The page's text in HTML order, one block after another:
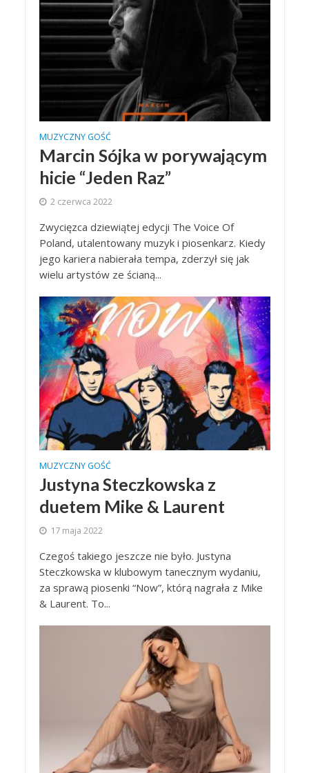
MUZYCZNY GOŚĆ
Marcin Sójka w porywającym
hicie “Jeden Raz”
2 czerwca 2022
Zwycięzca dziewiątej edycji The Voice Of
Poland, utalentowany muzyk i piosenkarz. Kiedy
jego kariera nabierała tempa, zderzył się jak
wielu artystów ze ścianą...
MUZYCZNY GOŚĆ
Justyna Steczkowska z
duetem Mike & Laurent
17 maja 2022
Czegoś takiego jeszcze nie było. Justyna
Steczkowska w klubowym tanecznym wydaniu,
za sprawą piosenki “Now”, którą nagrała z Mike
& Laurent. To...